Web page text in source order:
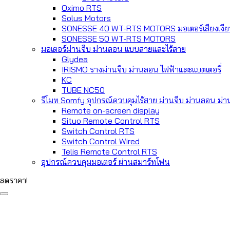
Oximo RTS
Solus Motors
SONESSE 40 WT-RTS MOTORS มอเตอร์เสียงเงี
SONESSE 50 WT-RTS MOTORS
มอเตอร์ม่านจีบ ม่านลอน แบบสายและไร้สาย
Glydea
IRISMO รางม่านจีบ ม่านลอน ไฟฟ้าและแบตเตอรี่
KC
TUBE NC50
รีโมท Somfy อุปกรณ์ควบคุมไร้สาย ม่านจีบ ม่านลอน ม่
Remote on-screen display
Situo Remote Control RTS
Switch Control RTS
Switch Control Wired
Telis Remote Control RTS
อุปกรณ์ควบคุมมอเตอร์ ผ่านสมาร์ทโฟน
ลดราคา!